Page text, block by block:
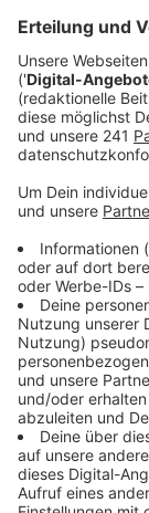
Anzeige
Seit dem
Wohngelds.
dann den
Die
Zahl der
unserer Stadt
Anzeige
Stadt
Anzeige
Um die